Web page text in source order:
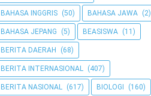
BAHASA INGGRIS (50) BAHASA JAWA (2)
BAHASA JEPANG (5) BEASISWA (11)
BERITA DAERAH (68)
BERITA INTERNASIONAL (407)
BERITA NASIONAL (617) BIOLOGI (160)